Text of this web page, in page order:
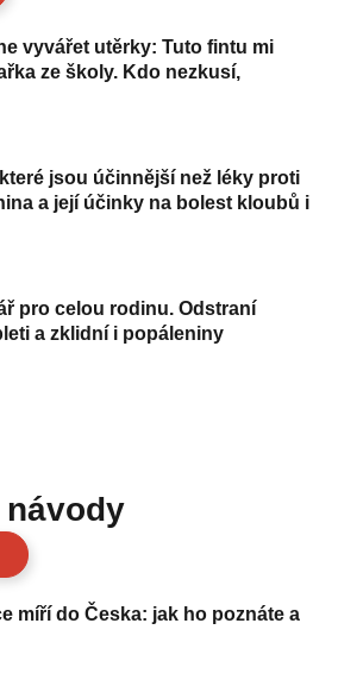
vyvářet utěrky: Tuto fintu mi
ze školy. Kdo nezkusí,
jsou účinnější než léky proti
a její účinky na bolest kloubů i
pro celou rodinu. Odstraní
a zklidní i popáleniny
návody
míří do Česka: jak ho poznáte a